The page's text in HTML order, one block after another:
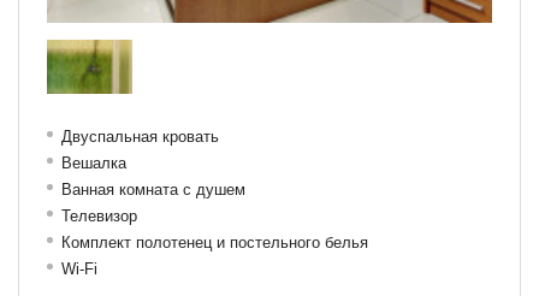
Двуспальная кровать
Вешалка
Ванная комната с душем
Телевизор
Комплект полотенец и постельного белья
Wi-Fi